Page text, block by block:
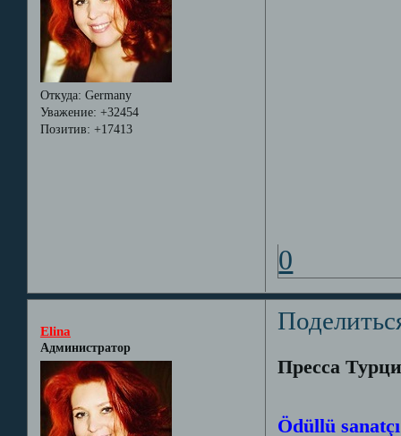
Откуда: Germany
Уважение: +32454
Позитив: +17413
0
Elina
Администратор
Пресса
Ödüllü